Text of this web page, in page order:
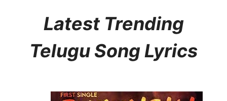
Latest Trending
Telugu Song Lyrics